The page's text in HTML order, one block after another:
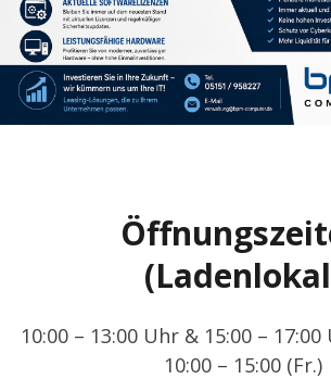
10:00 – 13:00 Uhr & 15:00 –
10:00 – 15:00 (Fr.)